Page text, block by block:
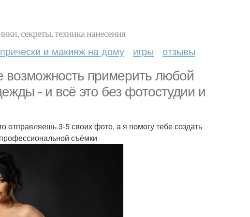
секреты, техника нанесения
прически и макияж на дому игры отзывы
возможность примерить любой
- и всё это без фотостудии и
3-5 своих фото, а я помогу тебе создать
съёмки